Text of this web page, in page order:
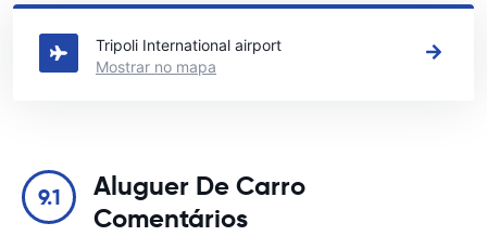
Veja nossos principais locais de aluguel de carros em Tripoli
Tripoli International airport
Mostrar no mapa
9.1
Aluguer De Carro
Comentários